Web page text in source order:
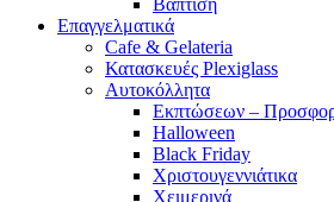
Βάπτιση
Επαγγελματικά
Cafe & Gelateria
Κατασκευές Plexiglass
Αυτοκόλλητα
Εκπτώσεων –
Halloween
Black Friday
Χριστουγεννιάτικα
Χειμερινά